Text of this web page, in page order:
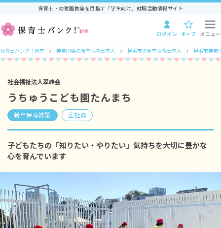
保育士・幼稚園教諭を目指す「学生向け」就職活動情報サイト
ログイン キープ メニュー
保育士バンク！新卒 神奈川県の新卒保育士求人 横浜市の新卒保育士求人 横浜市神奈
社会福祉法人翠峰会
うちゅうこども園たんまち
新卒保育教諭 正社員
子どもたちの「知りたい・やりたい」気持ちを大切に豊かな
心を育んでいます